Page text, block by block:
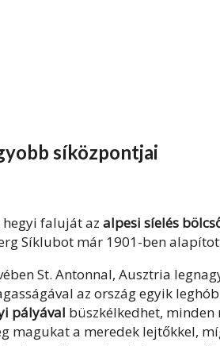
síközpontjai
hegyi faluját az alpesi síelés
Síklubot már 1901-ben
St. Antonnal, Ausztria
az ország egyik
pályával büszkélkedhet, minden
magukat a meredek lejtőkkel,